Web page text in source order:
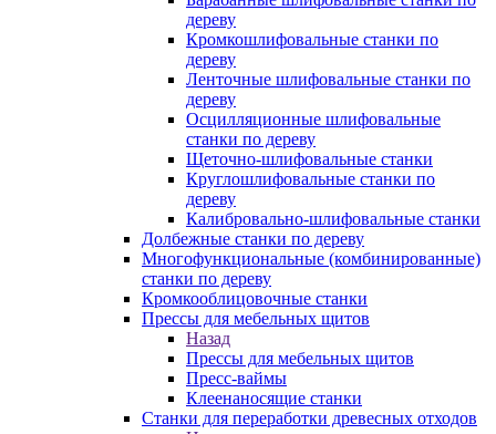
дереву
Кромкошлифовальные станки по
дереву
Ленточные шлифовальные станки по
дереву
Осцилляционные шлифовальные
станки по дереву
Щеточно-шлифовальные станки
Круглошлифовальные станки по
дереву
Калибровально-шлифовальные станки
Долбежные станки по дереву
Многофункциональные (комбинированные)
станки по дереву
Кромкооблицовочные станки
Прессы для мебельных щитов
Назад
Прессы для мебельных щитов
Пресс-ваймы
Клеенаносящие станки
Станки для переработки древесных отходов